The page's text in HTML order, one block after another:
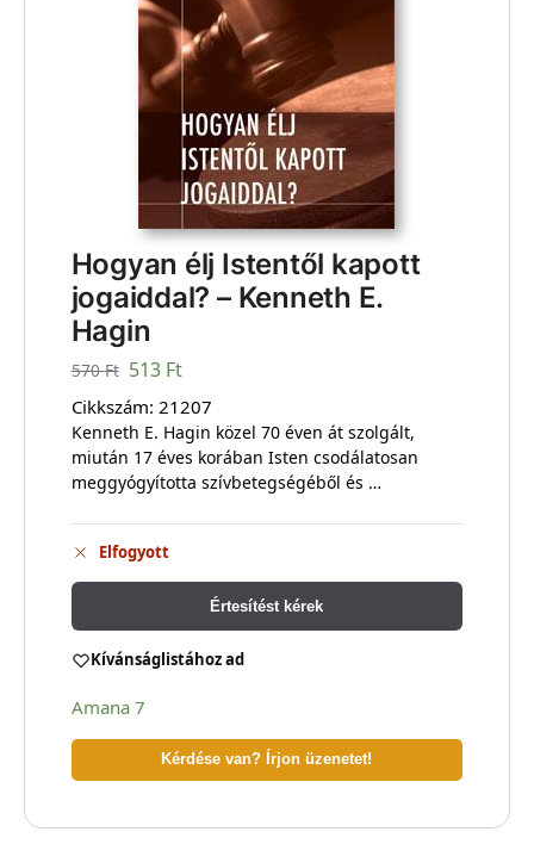
Hogyan élj Istentől kapott
jogaiddal? – Kenneth E.
Hagin
570Ft 513 Ft
Cikkszám: 21207
Kenneth E. Hagin közel 70 éven át szolgált,
miután 17 éves korában Isten csodálatosan
meggyógyította szívbetegségéből és …
Elfogyott
Értesítést kérek
Kívánságlistához ad
Amana 7
Kérdése van? Írjon üzenetet!